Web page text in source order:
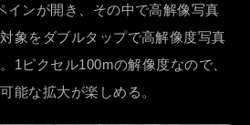
インが開き、その中で高解像写真
象をダブルタップで高解像度写真
1ピクセル100mの解像度なので、
能な拡大が楽しめる。